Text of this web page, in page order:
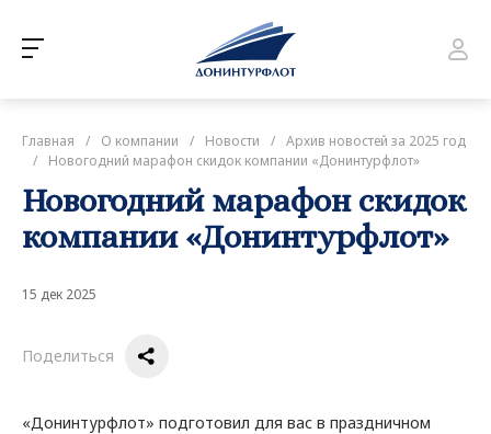
Главная / О компании / Новости / Архив новостей за 2025 год
/
Новогодний марафон скидок компании «Донинтурфлот»
Новогодний марафон скидок
компании «Донинтурфлот»
15 дек 2025
Поделиться
«Донинтурфлот» подготовил для вас в праздничном